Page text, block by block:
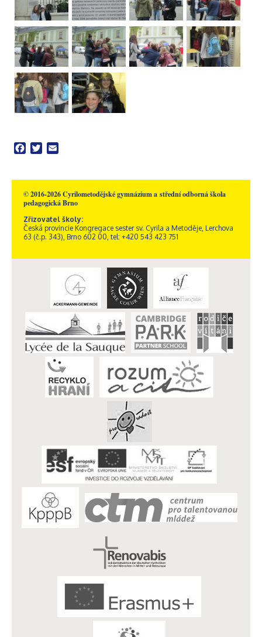
Facebook
Twitter
© 2016-2026 Cyrilometodějské gymnázium a střední odborná škola
pedagogická Brno
Zřizovatel školy:
Česká provincie Kongregace sester sv. Cyrila a Metoděje, Lerchova
63 (č.p. 343), Brno 602 00, tel: +420 543 423 751